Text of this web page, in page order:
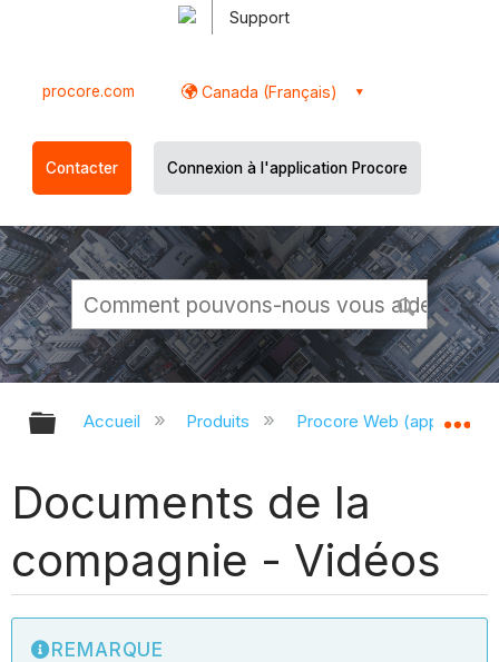
Support
procore.com Canada (Français)
Contacter Connexion à l'application Procore
Développer/réduire la hiérarchie
Accueil Produits Procore Web
Documents de la
compagnie - Vidéos
REMARQUE